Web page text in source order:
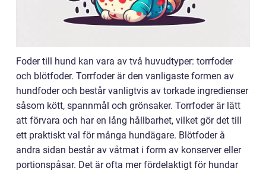
Foder till hund kan vara av två huvudtyper: torrfoder
och blötfoder. Torrfoder är den vanligaste formen av
hundfoder och består vanligtvis av torkade ingredienser
såsom kött, spannmål och grönsaker. Torrfoder är lätt
att förvara och har en lång hållbarhet, vilket gör det till
ett praktiskt val för många hundägare. Blötfoder å
andra sidan består av våtmat i form av konserver eller
portionspåsar. Det är ofta mer fördelaktigt för hundar